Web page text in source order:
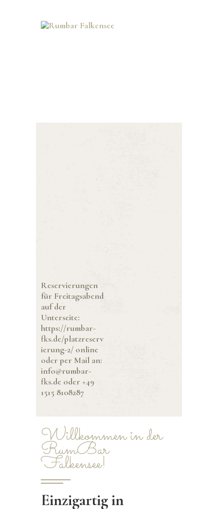
PLATZRESERVIERUNG
Reservierungen
für Freitagsabend
auf der
Unterseite:
https://rumbar-
fks.de/platzreserv
ierung-2/ online
oder per Mail an:
info@rumbar-
fks.de oder +49
1515 8108287
Willkommen in der
RumBar
Falkensee!
Einzigartig in